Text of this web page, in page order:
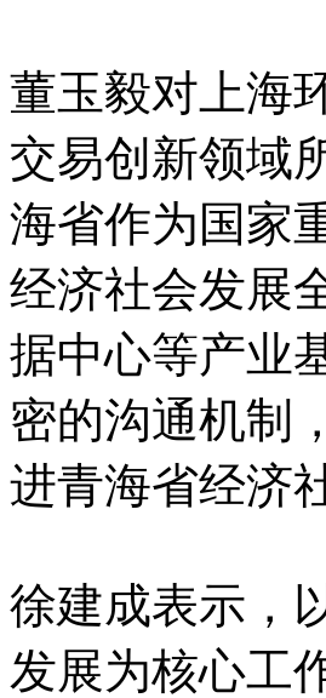
董玉毅对上海
交易创新领域
海省作为国家
经济社会发展
据中心等产业
密的沟通机制
进青海省经济
徐建成表示，
发展为核心工